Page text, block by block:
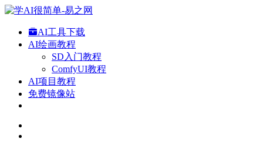
AI工具下载
AI绘画教程
SD入门教程
ComfyUI教程
AI项目教程
免费镜像站